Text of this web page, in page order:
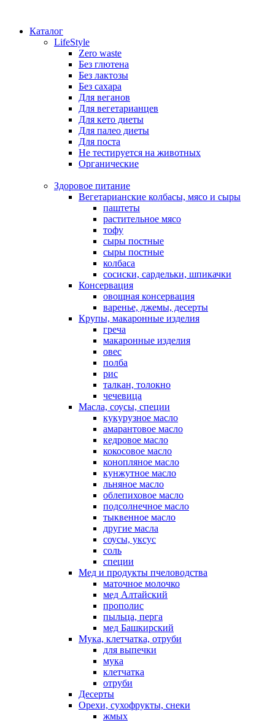
Каталог
LifeStyle
Zero waste
Без глютена
Без лактозы
Без сахара
Для веганов
Для вегетарианцев
Для кето диеты
Для палео диеты
Для поста
Не тестируется на животных
Органические
Здоровое питание
Вегетарианские колбасы, мясо и сыры
паштеты
растительное мясо
тофу
сыры постные
сыры постные
колбаса
сосиски, сардельки, шпикачки
Консервация
овощная консервация
варенье, джемы, десерты
Крупы, макаронные изделия
греча
макаронные изделия
овес
полба
рис
талкан, толокно
чечевица
Масла, соусы, специи
кукурузное масло
амарантовое масло
кедровое масло
кокосовое масло
конопляное масло
кунжутное масло
льняное масло
облепиховое масло
подсолнечное масло
тыквенное масло
другие масла
соусы, уксус
соль
специи
Мед и продукты пчеловодства
маточное молочко
мед Алтайский
прополис
пыльца, перга
мед Башкирский
Мука, клетчатка, отруби
для выпечки
мука
клетчатка
отруби
Десерты
Орехи, сухофрукты, снеки
жмых